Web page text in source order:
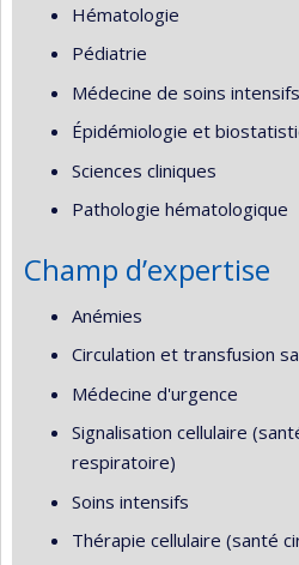
Hématologie
Pédiatrie
Médecine de soins intensifs
Épidémiologie et
Sciences cliniques
Pathologie hématologique
Champ d’expertise
Anémies
Circulation et transfusion
Médecine d'urgence
Signalisation cellulaire
respiratoire)
Soins intensifs
Thérapie cellulaire (santé